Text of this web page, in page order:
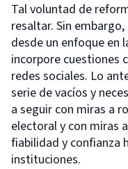
Tal voluntad de
resaltar. Sin
desde un enfoque en
incorpore cuestiones
redes sociales. Lo
serie de vacíos y
a seguir con miras a
electoral y con miras
fiabilidad y confianza
instituciones.